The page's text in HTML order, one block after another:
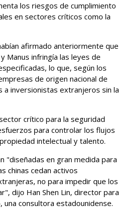
los riesgos de cumplimiento
en sectores críticos como la
afirmado anteriormente que
Manus infringía las leyes de
lo que, según los
de origen nacional de
a inversionistas extranjeros sin la
crítico para la seguridad
para controlar los flujos
intelectual y talento.
"diseñadas ‌en gran medida para
chinas cedan activos
no para impedir que los
dijo Han Shen Lin, director para
una consultora estadounidense.